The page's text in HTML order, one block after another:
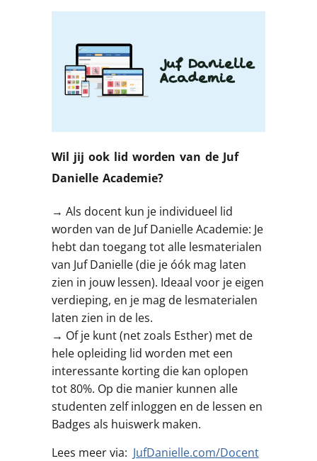
Wil jij ook lid worden van de Juf
Danielle Academie?
→ Als docent kun je individueel lid
worden van de Juf Danielle Academie: Je
hebt dan toegang tot alle lesmaterialen
van Juf Danielle (die je óók mag laten
zien in jouw lessen). Ideaal voor je eigen
verdieping, en je mag de lesmaterialen
laten zien in de les.
→ Of je kunt (net zoals Esther) met de
hele opleiding lid worden met een
interessante korting die kan oplopen
tot 80%. Op die manier kunnen alle
studenten zelf inloggen en de lessen en
Badges als huiswerk maken.
Lees meer via: JufDanielle.com/Docent